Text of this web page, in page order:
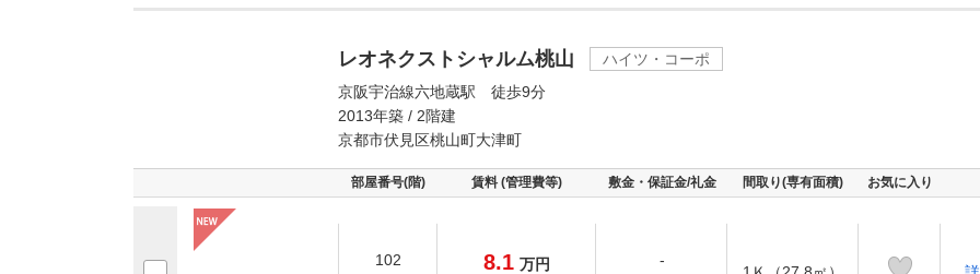
レオネクストシャルム桃山
ハイツ・コーポ
京阪宇治線六地蔵駅 徒歩9分
2013年築 / 2階建
京都市伏見区桃山町大津町
部屋番号(階) 賃料 (管理費等) 敷金・保証金/礼金 間取り(専有面積) お気に入り
102
8.1 万円
-